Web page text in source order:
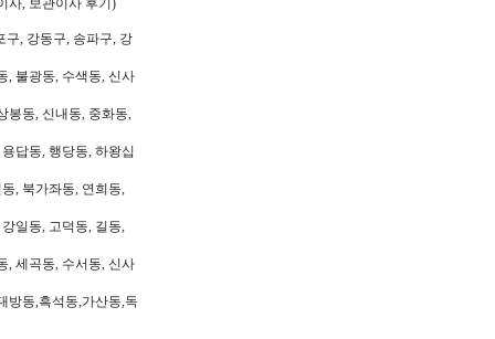
사, 보관이사 후기)
구, 강동구, 송파구, 강
, 불광동, 수색동, 신사
봉동, 신내동, 중화동,
답동, 행당동, 하왕십
, 북가좌동, 연희동,
일동, 고덕동, 길동,
, 세곡동, 수서동, 신사
방동,흑석동,가산동,독